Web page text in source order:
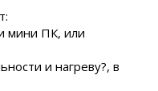
мини ПК, или
и нагреву?, в